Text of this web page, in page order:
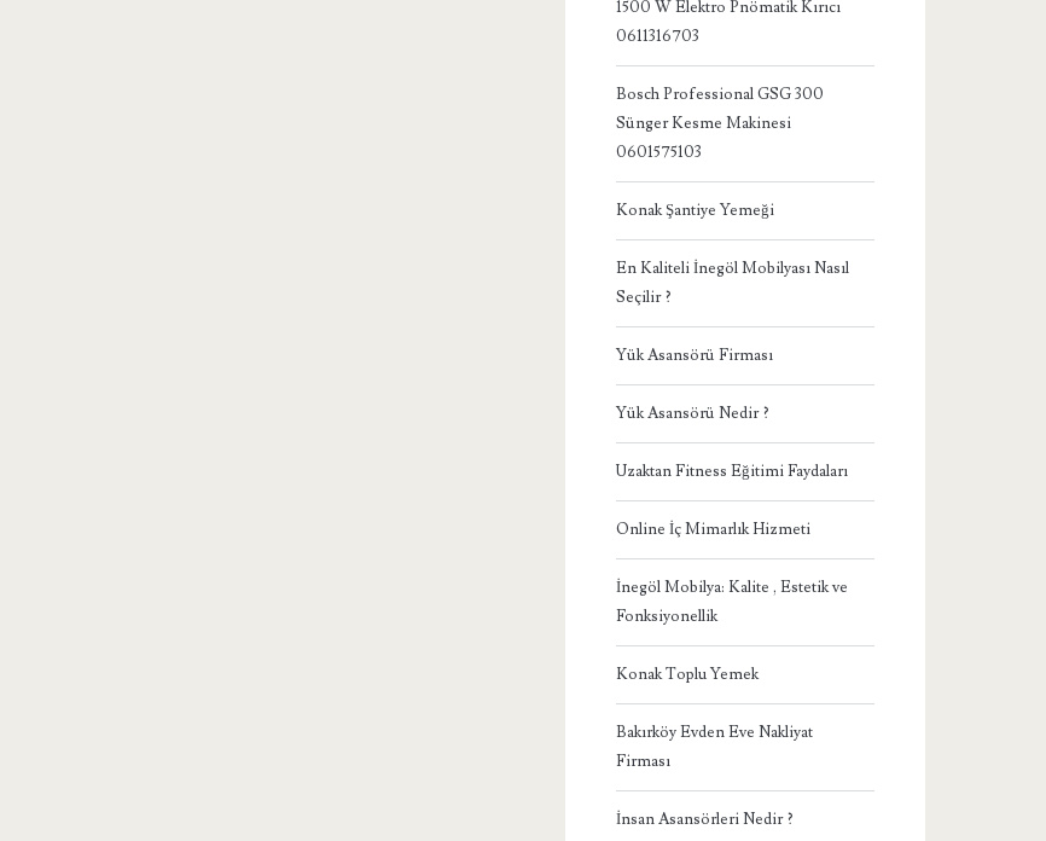
1500 W Elektro Pnömatik Kırıcı
0611316703
Bosch Professional GSG 300
Sünger Kesme Makinesi
0601575103
Konak Şantiye Yemeği
En Kaliteli İnegöl Mobilyası Nasıl
Seçilir ?
Yük Asansörü Firması
Yük Asansörü Nedir ?
Uzaktan Fitness Eğitimi Faydaları
Online İç Mimarlık Hizmeti
İnegöl Mobilya: Kalite , Estetik ve
Fonksiyonellik
Konak Toplu Yemek
Bakırköy Evden Eve Nakliyat
Firması
İnsan Asansörleri Nedir ?